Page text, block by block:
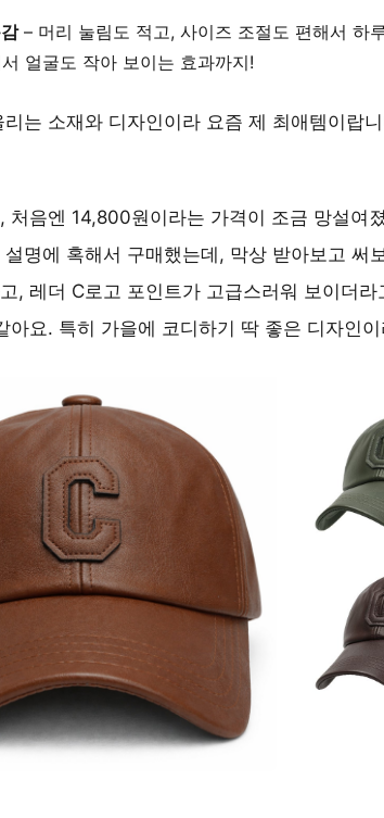
– 머리 눌림도 적고, 사이즈 조절도 편해서 하
얼굴도 작아 보이는 효과까지!
는 소재와 디자인이라 요즘 제 최애템이랍
처음엔 14,800원이라는 가격이 조금 망설여
설명에 혹해서 구매했는데, 막상 받아보고 써
, 레더 C로고 포인트가 고급스러워 보이더
아요. 특히 가을에 코디하기 딱 좋은 디자인